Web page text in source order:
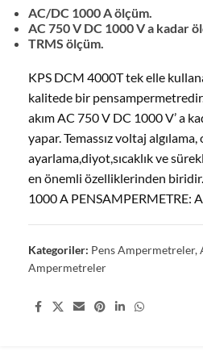
AC/DC 1000 A ölçüm.
AC 750 V DC 1000 V a kadar
TRMS ölçüm.
KPS DCM 4000T tek elle
kalitede bir
akım AC 750 V DC 1000 V’ a
yapar. Temassız voltaj
ayarlama,diyot,sıcaklık ve
en önemli özelliklerinden
1000 A PENSAMPERMETRE:
Kategoriler: Pens Ampermetreler,
Ampermetreler
Share: